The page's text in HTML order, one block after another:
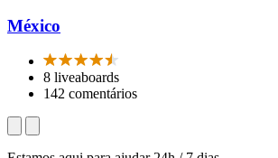
México
8 liveaboards
142 comentários